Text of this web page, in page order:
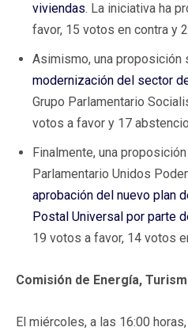
viviendas. La iniciativa ha
favor, 15 votos en contra y
Asimismo, una proposición
modernización del sector
Grupo Parlamentario
votos a favor y 17
Finalmente, una
Parlamentario Unidos
aprobación del nuevo plan
Postal Universal por parte
19 votos a favor, 14 votos
Comisión de Energía,
El miércoles, a las 16:00